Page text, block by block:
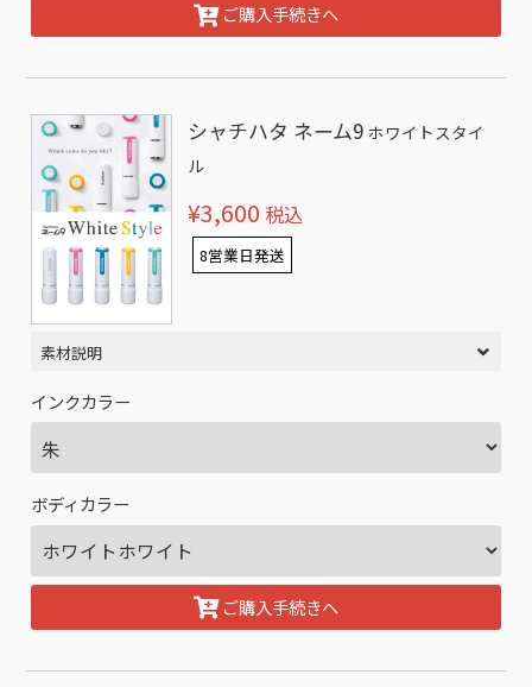
ご購入手続きへ
シャチハタ ネーム9 ホワイトスタイ
ル
¥3,600 税込
8営業日発送
素材説明
インクカラー
ボディカラー
ご購入手続きへ